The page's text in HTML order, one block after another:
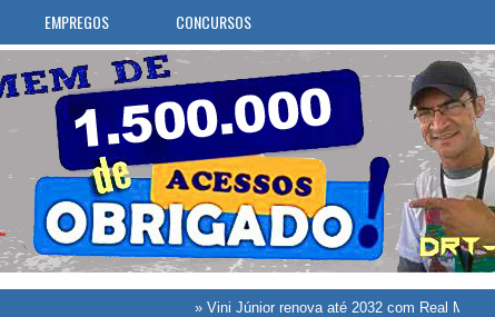
EMPREGOS CONCURSOS
Vini Júnior renova até 2032 com Real Madrid »